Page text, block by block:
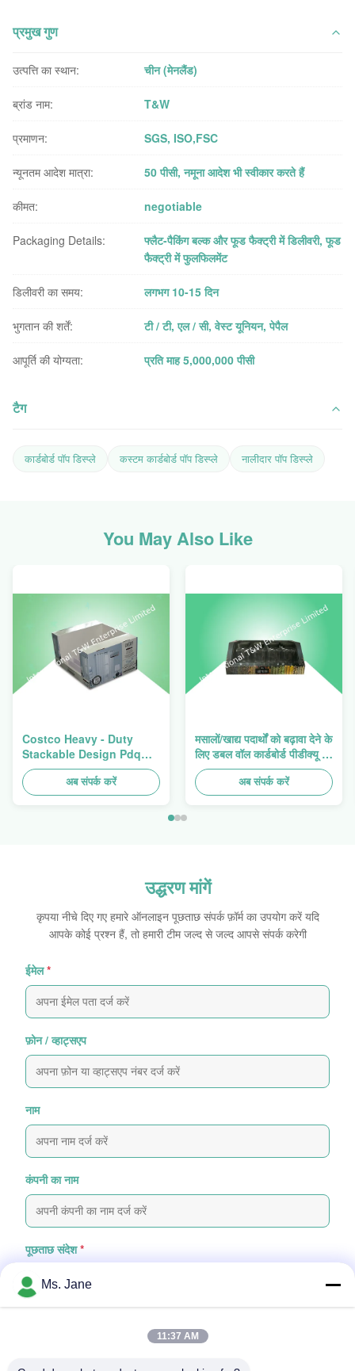
प्रमुख गुण
उत्पत्ति का स्थान: चीन (मेनलैंड)
ब्रांड नाम: T&W
प्रमाणन: SGS, ISO,FSC
न्यूनतम आदेश मात्रा: 50 पीसी, नमूना आदेश भी स्वीकार करते हैं
कीमत: negotiable
Packaging Details:
फ्लैट-पैकिंग बल्क और फूड फैक्ट्री में डिलीवरी, फूड
फैक्ट्री में फुलफिलमेंट
डिलीवरी का समय: लगभग 10-15 दिन
भुगतान की शर्तें: टी / टी, एल / सी, वेस्ट यूनियन, पेपैल
आपूर्ति की योग्यता: प्रति माह 5,000,000 पीसी
टैग
कार्डबोर्ड पॉप डिस्प्ले कस्टम कार्डबोर्ड पॉप डिस्प्ले नालीदार पॉप डिस्प्ले
You May Also Like
Costco Heavy - Duty
Stackable Design Pdq
Trays To Selling Curtain ,
Load 100kgsअब संपर्क करें
मसालों/खाद्य पदार्थों को बढ़ावा देने के
लिए डबल वॉल कार्डबोर्ड पीडीक्यू ट्रे
हैवी ड्यूटी स्टैकअप
अब संपर्क करें
उद्धरण मांगें
कृपया नीचे दिए गए हमारे ऑनलाइन पूछताछ संपर्क फ़ॉर्म का उपयोग करें यदि
आपके कोई प्रश्न हैं, तो हमारी टीम जल्द से जल्द आपसे संपर्क करेगी
ईमेल *
फ़ोन / व्हाट्सएप
नाम
कंपनी का नाम
पूछताछ संदेश *
Ms. Jane
11:37 AM